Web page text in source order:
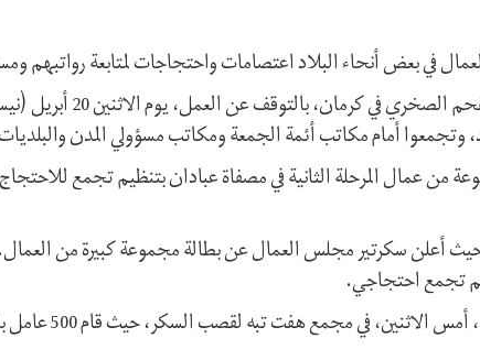
في بعض أنحاء البلاد اعتصامات واحتجاجات لمتابعة رواتبهم
وقام نحو 3000 عامل في أنفاق شركة الفحم
أمام مكاتب أئمة الجمعة ومكاتب مسؤولي المدن
مجموعة من عمال المرحلة الثانية في مصفاة عبادان بتنظيم تجمع
أعلن سكرتير مجلس العمال عن بطالة مجموعة كبيرة من
تجمع احتجاجي.
في مجمع هفت تبه لقصب السكر، حيث قام 500 عامل بالتوقف عن العمل.